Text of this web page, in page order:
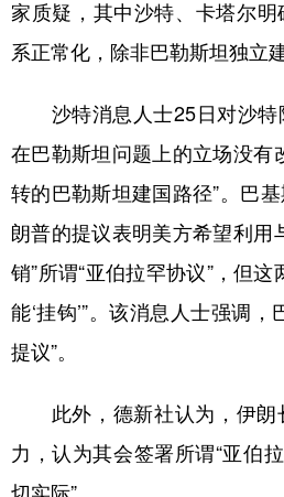
家质疑，其中沙特、卡塔尔
系正常化，除非巴勒斯坦独立建
沙特消息人士25日对沙特
在巴勒斯坦问题上的立场没有
转的巴勒斯坦建国路径”。巴
朗普的提议表明美方希望利用
销”所谓“亚伯拉罕协议”，但
能‘挂钩’”。该消息人士强调，
提议”。
此外，德新社认为，伊朗
力，认为其会签署所谓“亚伯
切实际”。